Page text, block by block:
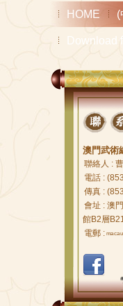
HOME (
Download
澳門武術
聯絡人 :
電話 :
傳真 :
會址 : 澳
館B2層
電郵 :